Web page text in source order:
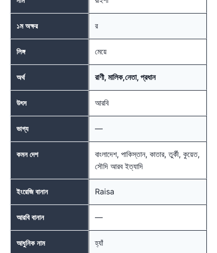
১ম অক্ষর র
লিঙ্গ মেয়ে
অর্থ রাণী, মালিক,নেতা, প্রধান
উৎস আরবি
ভাগ্য —
কমন দেশ
বাংলাদেশ, পাকিস্তান, কাতার, তুর্কী, কুয়েত,
সৌদি আরব ইত্যাদি
ইংরেজি বানান Raisa
আরবি বানান —
আধুনিক নাম হ্যাঁ